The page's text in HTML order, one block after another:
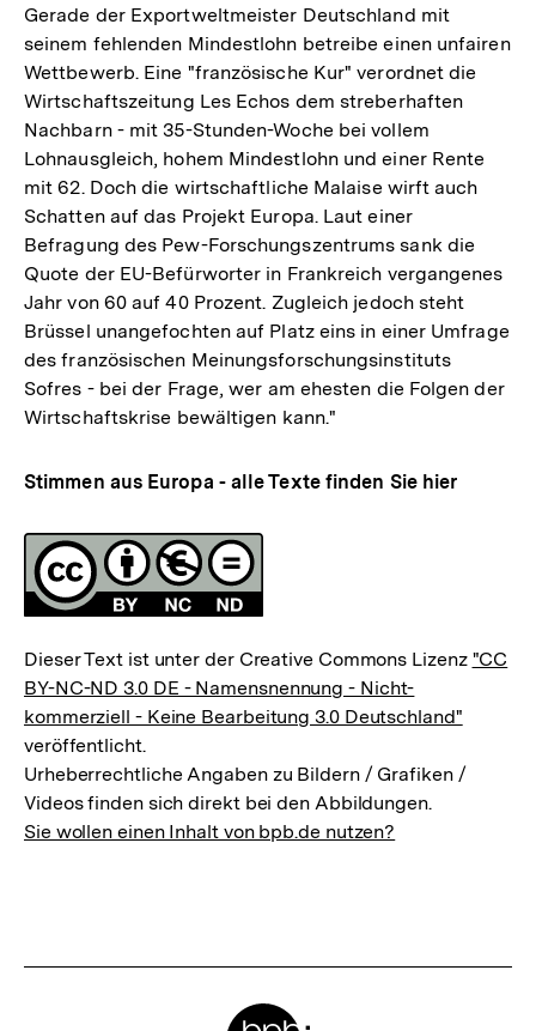
Gerade der Exportweltmeister Deutschland mit
seinem fehlenden Mindestlohn betreibe einen unfairen
Wettbewerb. Eine "französische Kur" verordnet die
Wirtschaftszeitung Les Echos dem streberhaften
Nachbarn - mit 35-Stunden-Woche bei vollem
Lohnausgleich, hohem Mindestlohn und einer Rente
mit 62. Doch die wirtschaftliche Malaise wirft auch
Schatten auf das Projekt Europa. Laut einer
Befragung des Pew-Forschungszentrums sank die
Quote der EU-Befürworter in Frankreich vergangenes
Jahr von 60 auf 40 Prozent. Zugleich jedoch steht
Brüssel unangefochten auf Platz eins in einer Umfrage
des französischen Meinungsforschungsinstituts
Sofres - bei der Frage, wer am ehesten die Folgen der
Wirtschaftskrise bewältigen kann."
Stimmen aus Europa - alle Texte finden Sie hier
Fussnoten
Lizenz
Dieser Text ist unter der Creative Commons Lizenz "CC
BY-NC-ND 3.0 DE - Namensnennung - Nicht-
kommerziell - Keine Bearbeitung 3.0 Deutschland"
veröffentlicht.
Urheberrechtliche Angaben zu Bildern / Grafiken /
Videos finden sich direkt bei den Abbildungen.
Sie wollen einen Inhalt von bpb.de nutzen?